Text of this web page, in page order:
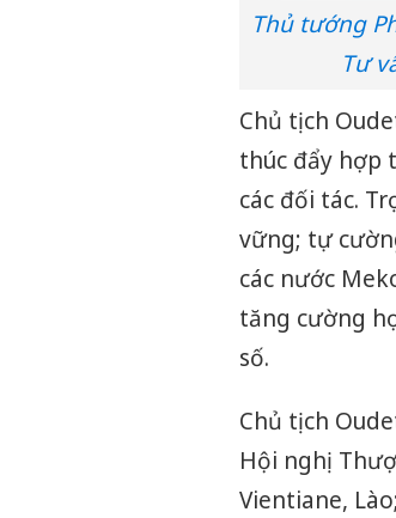
Thủ tướng
Tư
Chủ tịch
thúc đẩy hợp
các đối tác.
vững; tự
các nước
tăng cường
số.
Chủ tịch
Hội nghị
Vientiane,